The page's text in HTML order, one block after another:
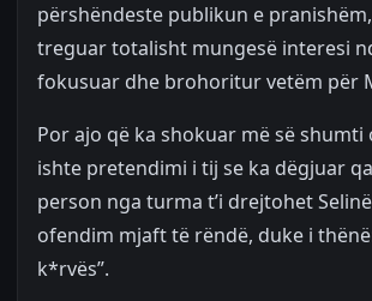
përshëndeste publikun e
treguar totalisht mungesë interesi
fokusuar dhe brohoritur vetëm për
Por ajo që ka shokuar më së
ishte pretendimi i tij se ka dëgjuar
person nga turma t’i drejtohet
ofendim mjaft të rëndë, duke i
k*rvës”.